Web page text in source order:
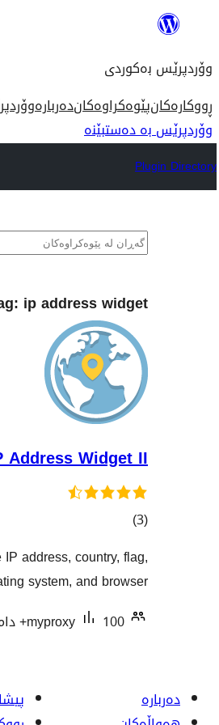
ناوەڕۆک
وۆردپرێس بەکوردی
ڕووکارەکانپێوەکراوەکاندەربارە
وۆردپرێس بە دەستبێنە
Plugin Directory
گه‌ڕان
ip address widget
Address Widget II
(3 کۆی
هەڵسەنگاندنەکان
)
address, country, flag,
system, and browser.
myproxy
100+ دامەزراندنی چالاک
دەربارە